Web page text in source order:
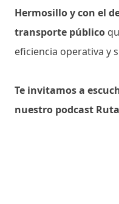
Hermosillo y con el
transporte público
eficiencia operativa y
Te invitamos a
nuestro podcast